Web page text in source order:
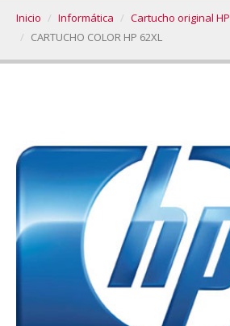
Inicio Informática
Cartucho original HP
CARTUCHO COLOR HP 62XL